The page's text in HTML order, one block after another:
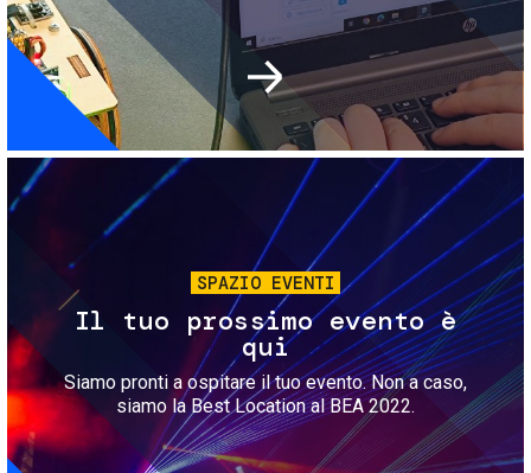
Immagine
SPAZIO EVENTI
Il tuo prossimo evento è
qui
Siamo pronti a ospitare il tuo evento. Non a caso,
siamo la Best Location al BEA 2022.